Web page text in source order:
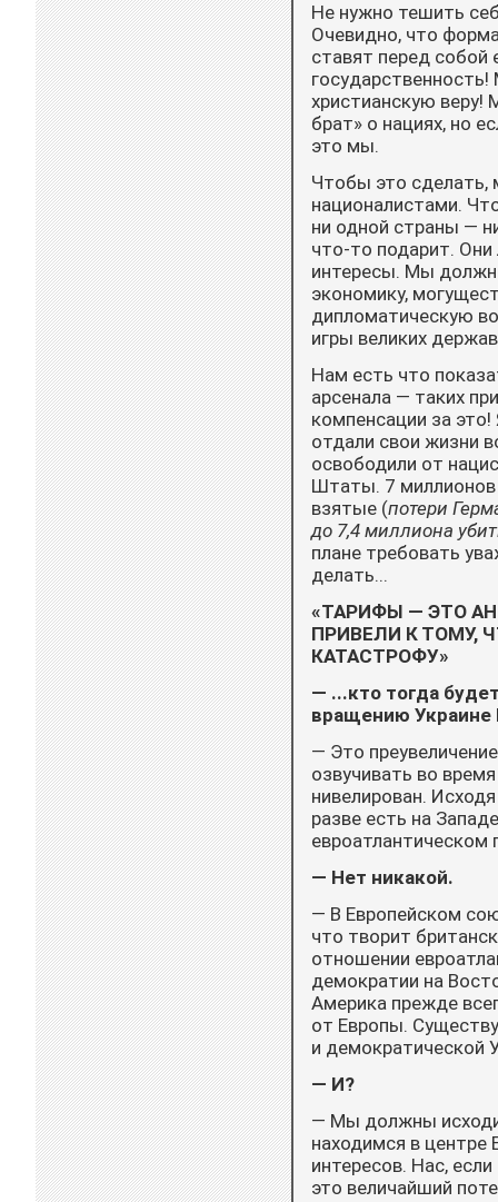
Не нужно тешить
Очевидно, что
ставят перед
христианскую веру!
брат» о нациях, но
это мы.
Чтобы это сделать,
националистами.
ни одной страны —
что-то подарит.
интересы. Мы
экономику,
дипломатическую
игры великих
Нам есть что
арсенала — таких
компенсации за
отдали свои жизни
освободили от
Штаты. 7 миллионов
взятые (потери
до 7,4 миллиона
плане требовать
делать...
«ТАРИФЫ — ЭТО
ПРИВЕЛИ К ТОМУ,
КАТАСТРОФУ»
— ...кто тогда
вращению Украине
— Это
озвучивать во
нивелирован.
разве есть на
евроатлантическом
— Нет никакой.
— В Европейском
что творит
отношении
демократии на
Америка прежде
от Европы.
и демократической
— И?
— Мы должны
находимся в центре
интересов. Нас,
это величайший